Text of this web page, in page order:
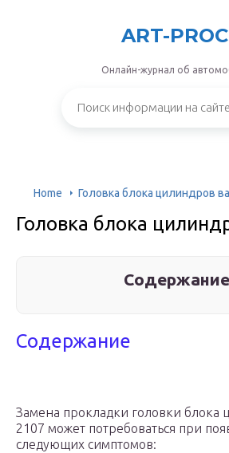
ART-
Онлайн-журнал об
Home Головка блока цилиндров
Головка блока
Содержание
Замена прокладки головки блока
2107 может потребоваться при
следующих симптомов: